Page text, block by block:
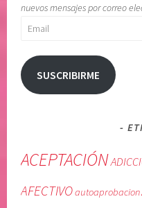
nuevos mensajes por correo
Email
SUSCRIBIRME
ACEPTACIÓN
AFECTIVOautoaprobacion